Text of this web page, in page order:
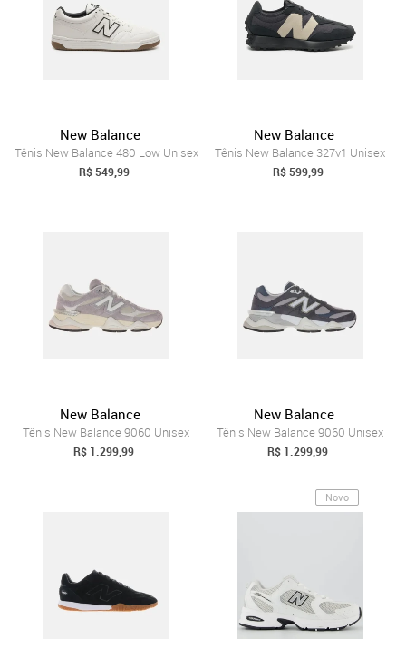
New Balance
Tênis New Balance 480 Low Unisex
R$ 549,99
New Balance
Tênis New Balance 327v1 Unisex
R$ 599,99
New Balance
Tênis New Balance 9060 Unisex
R$ 1.299,99
New Balance
Tênis New Balance 9060 Unisex
R$ 1.299,99
Novo